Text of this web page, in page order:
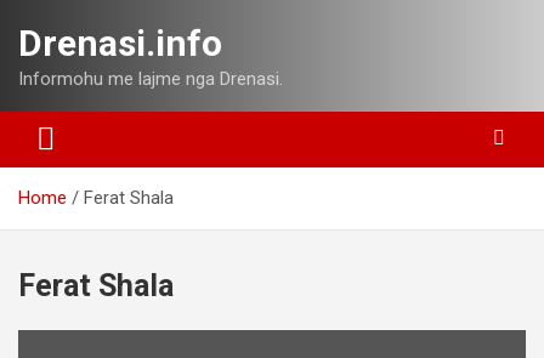
content
Drenasi.info
Informohu me lajme nga Drenasi.
Home Ferat Shala
Ferat Shala